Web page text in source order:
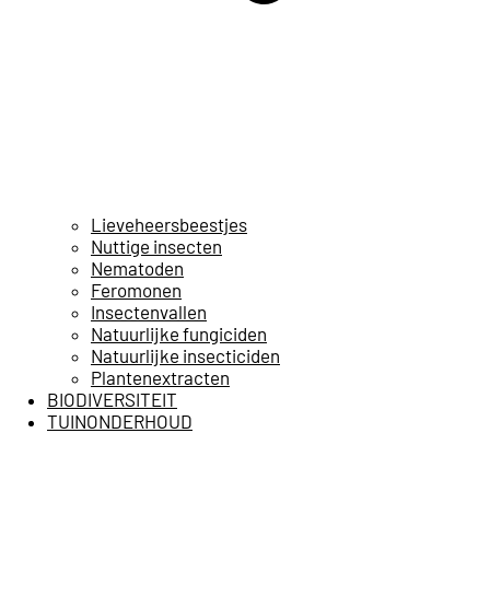
Lieveheersbeestjes
Nuttige insecten
Nematoden
Feromonen
Insectenvallen
Natuurlijke fungiciden
Natuurlijke insecticiden
Plantenextracten
BIODIVERSITEIT
TUINONDERHOUD